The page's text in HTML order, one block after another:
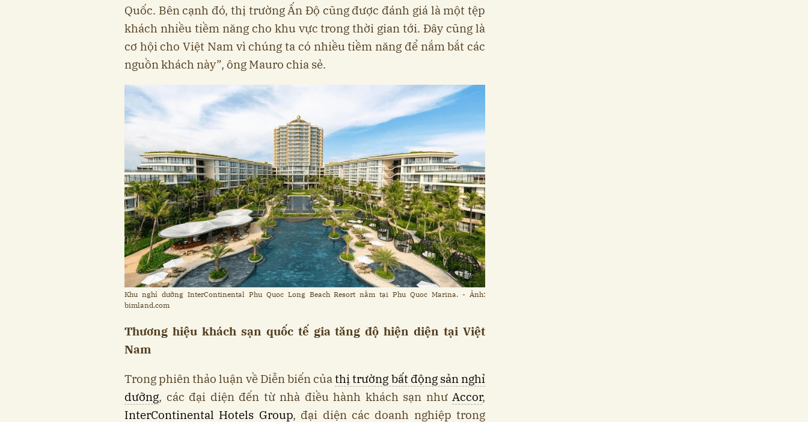
Quốc. Bên cạnh đó, thị trường Ấn Độ cũng được đánh giá là một tệp
khách nhiều tiềm năng cho khu vực trong thời gian tới. Đây cũng là
cơ hội cho Việt Nam vì chúng ta có nhiều tiềm năng để nắm bắt các
nguồn khách này”, ông Mauro chia sẻ.
Khu nghỉ dưỡng InterContinental Phu Quoc Long Beach Resort nằm tại Phu Quoc Marina. - Ảnh:
bimland.com
Thương hiệu khách sạn quốc tế gia tăng độ hiện diện tại Việt
Nam
Trong phiên thảo luận về Diễn biến củathị trường bất động sản nghỉ
dưỡng, các đại diện đến từ nhà điều hành khách sạn như Accor,
InterContinental Hotels Group, đại diện các doanh nghiệp trong